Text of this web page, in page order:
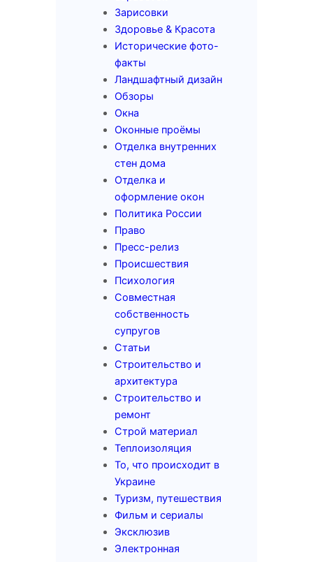
Зарисовки
Здоровье & Красота
Исторические фото-
факты
Ландшафтный дизайн
Обзоры
Окна
Оконные проёмы
Отделка внутренних
стен дома
Отделка и
оформление окон
Политика России
Право
Пресс-релиз
Происшествия
Психология
Совместная
собственность
супругов
Статьи
Строительство и
архитектура
Строительство и
ремонт
Строй материал
Теплоизоляция
То, что происходит в
Украине
Туризм, путешествия
Фильм и сериалы
Эксклюзив
Электронная